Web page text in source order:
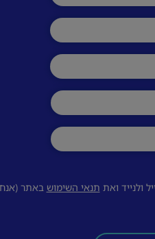
ולנייד ואת תנאי השימוש באתר